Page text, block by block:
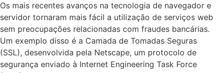
Os mais recentes avanços na tecnologia de navegador e
servidor tornaram mais fácil a utilização de serviços web
sem preocupações relacionadas com fraudes bancárias.
Um exemplo disso é a Camada de Tomadas Seguras
(SSL), desenvolvida pela Netscape, um protocolo de
segurança enviado à Internet Engineering Task Force